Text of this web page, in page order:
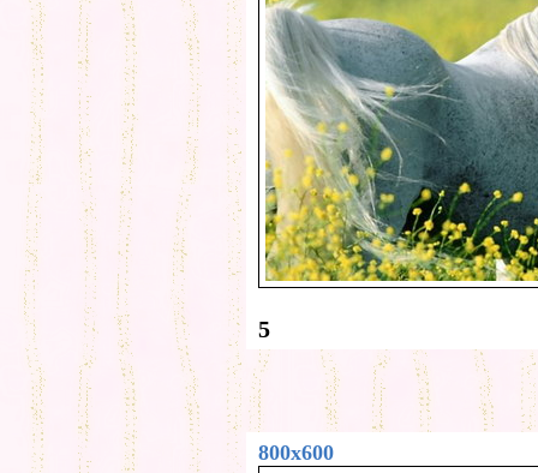
5
800x600